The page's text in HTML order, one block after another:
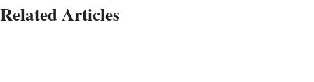
Related Articles